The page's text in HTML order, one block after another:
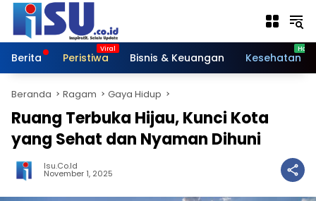
Langsung
konten
Berita
Peristiwa Bisnis & Keuangan Kesehatan
Beranda Ragam Gaya Hidup
Ruang Terbuka Hijau, Kunci Kota
yang Sehat dan Nyaman Dihuni
Isu.co.id
November 1, 2025